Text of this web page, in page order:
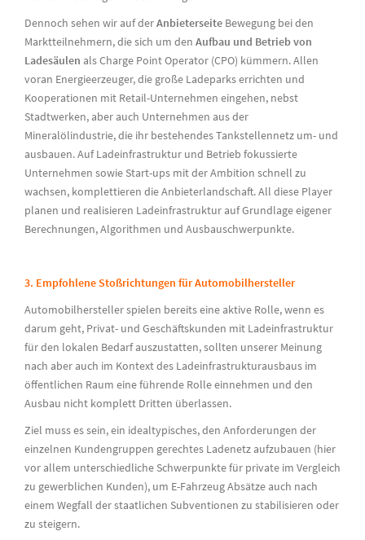
Dennoch sehen wir auf derAnbieterseite Bewegung bei den
Marktteilnehmern, die sich um den Aufbau und Betrieb von
Ladesäulen als Charge Point Operator (CPO) kümmern. Allen
voran Energieerzeuger, die große Ladeparks errichten und
Kooperationen mit Retail-Unternehmen eingehen, nebst
Stadtwerken, aber auch Unternehmen aus der
Mineralölindustrie, die ihr bestehendes Tankstellennetz um- und
ausbauen. Auf Ladeinfrastruktur und Betrieb fokussierte
Unternehmen sowie Start-ups mit der Ambition schnell zu
wachsen, komplettieren die Anbieterlandschaft. All diese Player
planen und realisieren Ladeinfrastruktur auf Grundlage eigener
Berechnungen, Algorithmen und Ausbauschwerpunkte.
3. Empfohlene Stoßrichtungen für Automobilhersteller
Automobilhersteller spielen bereits eine aktive Rolle, wenn es
darum geht, Privat- und Geschäftskunden mit Ladeinfrastruktur
für den lokalen Bedarf auszustatten, sollten unserer Meinung
nach aber auch im Kontext des Ladeinfrastrukturausbaus im
öffentlichen Raum eine führende Rolle einnehmen und den
Ausbau nicht komplett Dritten überlassen.
Ziel muss es sein, ein idealtypisches, den Anforderungen der
einzelnen Kundengruppen gerechtes Ladenetz aufzubauen (hier
vor allem unterschiedliche Schwerpunkte für private im Vergleich
zu gewerblichen Kunden), um E-Fahrzeug Absätze auch nach
einem Wegfall der staatlichen Subventionen zu stabilisieren oder
zu steigern.